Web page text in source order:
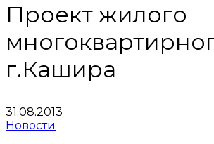
Проект жилого
г.Кашира
31.08.2013
Новости